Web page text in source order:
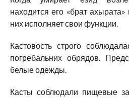
находится его «брат
них исполняет свои функции.
Кастовость строго
погребальних обрядов.
белые одежды.
Касты соблюдали пищевые